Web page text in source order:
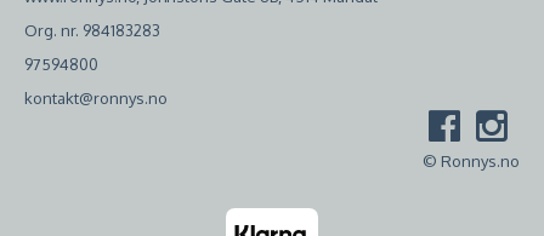
Org. nr. 984183283
97594800
kontakt@ronnys.no
© Ronnys.no